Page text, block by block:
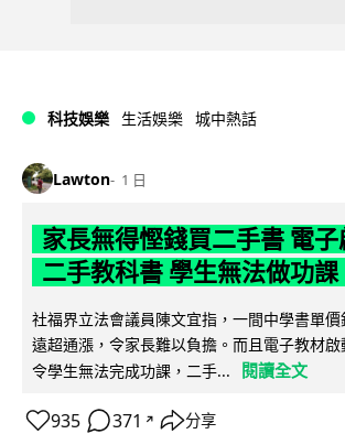
科技娛樂 生活娛樂 城中熱話
Lawton 1 日
家長無得慳錢買二手書 電
二手教科書 學生無法做功課
社福界立法會議員陳文宜指，一間中學書單
遠超通漲，令家長難以負擔。而且電子教材啟
令學生無法完成功課，二手...
閱讀全文
935 371 ↗ 分享